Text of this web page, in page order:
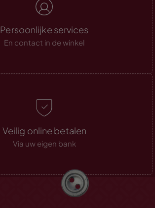
Persoonlijke services
En contact in de winkel
Veilig online betalen
Via uw eigen bank